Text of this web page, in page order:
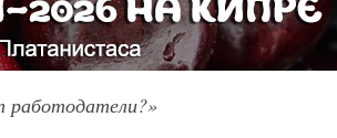
работодатели?»